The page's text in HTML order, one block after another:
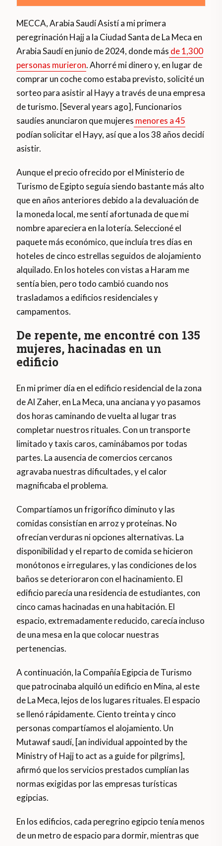
MECCA, Arabia Saudí Asistí a mi primera
peregrinación Hajj a la Ciudad Santa de La Meca en
Arabia Saudí en junio de 2024, donde más de 1,300
personas murieron. Ahorré mi dinero y, en lugar de
comprar un coche como estaba previsto, solicité un
sorteo para asistir al Hayy a través de una empresa
de turismo. [Several years ago], Funcionarios
saudíes anunciaron que mujeres menores a 45
podían solicitar el Hayy, así que a los 38 años decidí
asistir.
Aunque el precio ofrecido por el Ministerio de
Turismo de Egipto seguía siendo bastante más alto
que en años anteriores debido a la devaluación de
la moneda local, me sentí afortunada de que mi
nombre apareciera en la lotería. Seleccioné el
paquete más económico, que incluía tres días en
hoteles de cinco estrellas seguidos de alojamiento
alquilado. En los hoteles con vistas a Haram me
sentía bien, pero todo cambió cuando nos
trasladamos a edificios residenciales y
campamentos.
De repente, me encontré con 135
mujeres, hacinadas en un
edificio
En mi primer día en el edificio residencial de la zona
de Al Zaher, en La Meca, una anciana y yo pasamos
dos horas caminando de vuelta al lugar tras
completar nuestros rituales. Con un transporte
limitado y taxis caros, caminábamos por todas
partes. La ausencia de comercios cercanos
agravaba nuestras dificultades, y el calor
magnificaba el problema.
Compartíamos un frigorífico diminuto y las
comidas consistían en arroz y proteínas. No
ofrecían verduras ni opciones alternativas. La
disponibilidad y el reparto de comida se hicieron
monótonos e irregulares, y las condiciones de los
baños se deterioraron con el hacinamiento. El
edificio parecía una residencia de estudiantes, con
cinco camas hacinadas en una habitación. El
espacio, extremadamente reducido, carecía incluso
de una mesa en la que colocar nuestras
pertenencias.
A continuación, la Compañía Egipcia de Turismo
que patrocinaba alquiló un edificio en Mina, al este
de La Meca, lejos de los lugares rituales. El espacio
se llenó rápidamente. Ciento treinta y cinco
personas compartíamos el alojamiento. Un
Mutawaf saudí, [an individual appointed by the
Ministry of Hajj to act as a guide for pilgrims],
afirmó que los servicios prestados cumplían las
normas exigidas por las empresas turísticas
egipcias.
En los edificios, cada peregrino egipcio tenía menos
de un metro de espacio para dormir, mientras que